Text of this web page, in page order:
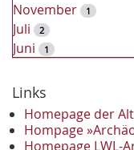
November 1
Juli 2
Juni 1
Dezember
November 2
Oktober 1
Links
Homepage der
Hompage
Homepage LWL-